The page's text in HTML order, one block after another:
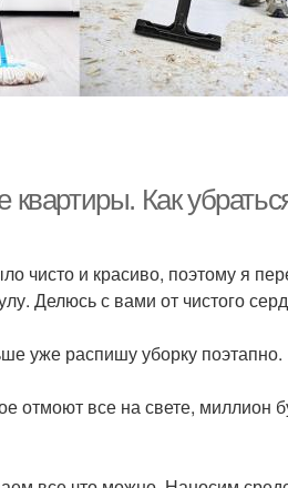
Как
чисто и красиво, поэтому я
Делюсь с вами от чистого
уже распишу уборку поэтапно.
отмоют все на свете, миллион